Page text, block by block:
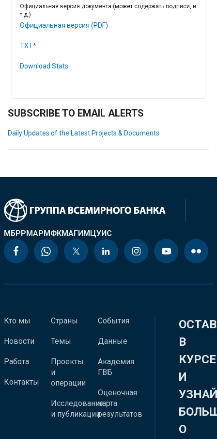
Официальная версия документа (может содержать подписи, и
т.д.)
Официальная версия (PDF)
TXT*
Download Stats
SUBSCRIBE TO EMAIL ALERTS
Daily Updates of the Latest Projects & Documents
МБРРМАРМФКМАГИМЦУИС
Кто мы
Новости
Работа
Контакты
Страны
Темы
Проекты
и
операции
Исследования
и публикации
События
Данные
Академия
ГВБ
Оценочная
карта
результатов
В
КУРСЕ
И
О